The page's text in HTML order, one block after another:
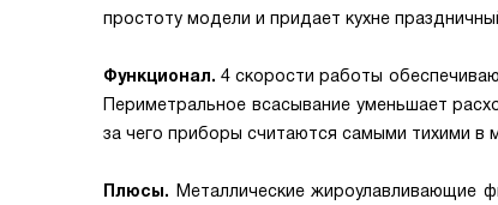
простоту модели и придает кухне
Функционал. 4 скорости работы
Периметральное всасывание уменьшает
за чего приборы считаются самыми тихими в
Плюсы. Металлические жироулавливающие